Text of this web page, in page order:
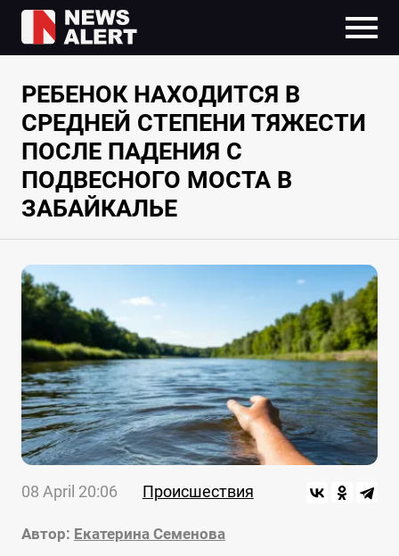
РЕБЕНОК НАХОДИТСЯ В
СРЕДНЕЙ СТЕПЕНИ ТЯЖЕСТИ
ПОСЛЕ ПАДЕНИЯ С
ПОДВЕСНОГО МОСТА В
ЗАБАЙКАЛЬЕ
08 April 20:06 Происшествия
Автор: Екатерина Семенова